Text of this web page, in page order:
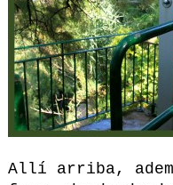
Allí arriba,